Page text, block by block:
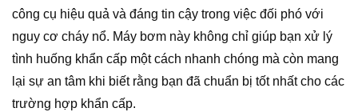
công cụ hiệu quả và đáng tin cậy trong việc đối phó với
nguy cơ cháy nổ. Máy bơm này không chỉ giúp bạn xử lý
tình huống khẩn cấp một cách nhanh chóng mà còn mang
lại sự an tâm khi biết rằng bạn đã chuẩn bị tốt nhất cho các
trường hợp khẩn cấp.